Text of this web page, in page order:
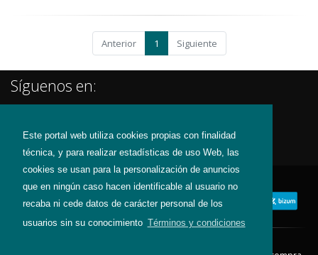
Este portal web utiliza cookies propias con finalidad
técnica, y para realizar estadísticas de uso Web, las
cookies se usan para la personalización de anuncios
que en ningún caso hacen identificable al usuario no
recaba ni cede datos de carácter personal de los
usuarios sin su conocimiento Términos y condiciones
Anterior 1 Siguiente
Síguenos en: